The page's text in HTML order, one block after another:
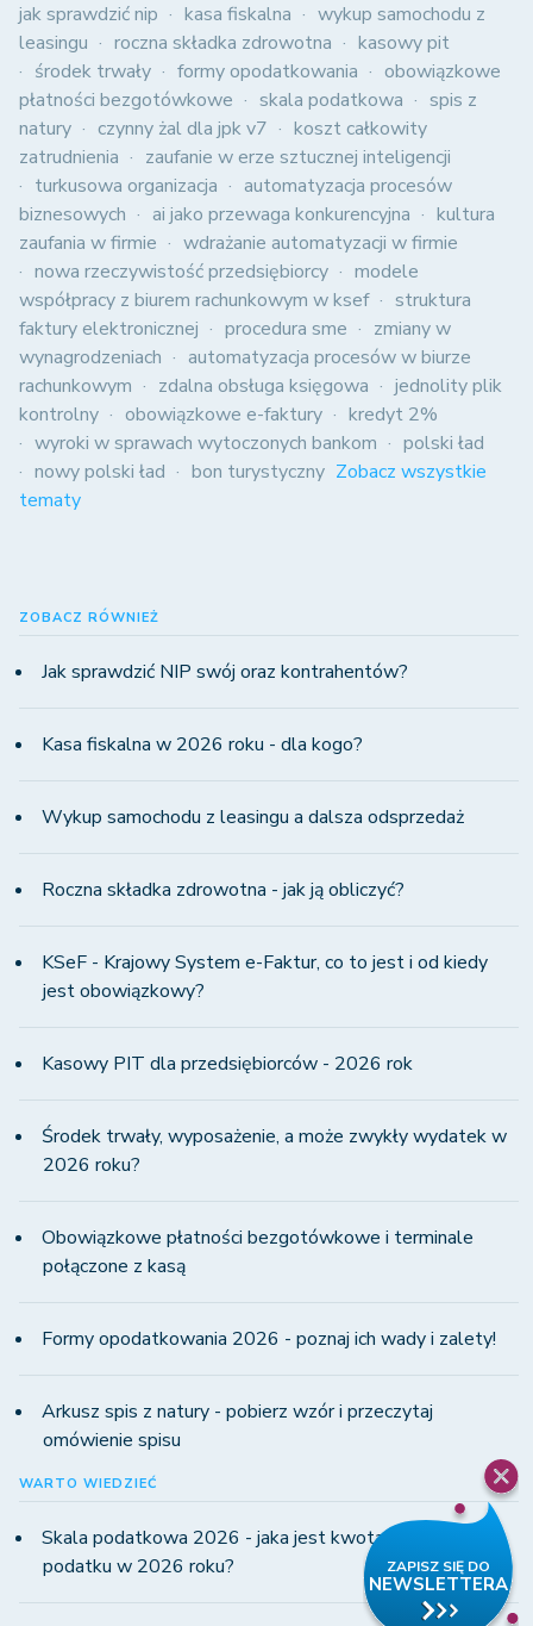
jak sprawdzić nip kasa fiskalna
wykup samochodu z
leasingu
roczna składka zdrowotna
kasowy pit
środek trwały
formy opodatkowania
obowiązkowe
płatności bezgotówkowe
skala podatkowa
spis z
natury
czynny żal dla jpk v7
koszt całkowity
zatrudnienia
zaufanie w erze sztucznej inteligencji
turkusowa organizacja
automatyzacja procesów
biznesowych
ai jako przewaga konkurencyjna
kultura
zaufania w firmie
wdrażanie automatyzacji w firmie
nowa rzeczywistość przedsiębiorcy
modele
współpracy z biurem rachunkowym w ksef
struktura
faktury elektronicznej
procedura sme
zmiany w
wynagrodzeniach
automatyzacja procesów w biurze
rachunkowym
zdalna obsługa księgowa
jednolity plik
kontrolny
obowiązkowe e-faktury
kredyt 2%
wyroki w sprawach wytoczonych bankom
polski ład
nowy polski ład
bon turystyczny Zobacz wszystkie
tematy
ZOBACZ RÓWNIEŻ
Jak sprawdzić NIP swój oraz kontrahentów?
Kasa fiskalna w 2026 roku - dla kogo?
Wykup samochodu z leasingu a dalsza odsprzedaż
Roczna składka zdrowotna - jak ją obliczyć?
KSeF - Krajowy System e-Faktur, co to jest i od kiedy
jest obowiązkowy?
Kasowy PIT dla przedsiębiorców - 2026 rok
Środek trwały, wyposażenie, a może zwykły wydatek w
2026 roku?
Obowiązkowe płatności bezgotówkowe i terminale
połączone z kasą
Formy opodatkowania 2026 - poznaj ich wady i zalety!
Arkusz spis z natury - pobierz wzór i przeczytaj
omówienie spisu
WARTO WIEDZIEĆ
Skala podatkowa 2026 - jaka jest kwota wolna od
podatku w 2026 roku?